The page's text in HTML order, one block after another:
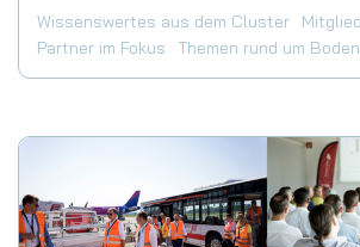
Wissenswertes aus dem Cluster
Partner im Fokus
Themen rund um